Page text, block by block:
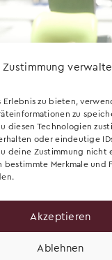
Zustimmung
Erlebnis zu bieten,
zu
diesen Technologien
oder eindeutige
deine Zustimmung nicht
bestimmte Merkmale und
Akzeptieren
Ablehnen